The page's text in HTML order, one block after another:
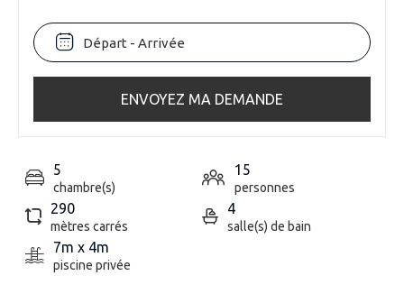
ENVOYEZ MA DEMANDE
5
chambre(s)
15
personnes
290
mètres carrés
4
salle(s) de bain
7m x 4m
piscine privée